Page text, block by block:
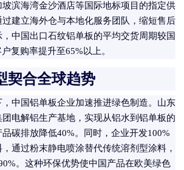
滨海湾金沙酒店等国际地标项目的指定供
建立海外仓与本地化服务团队，缩短售后
中国出口石纹铝单板的平均交货周期较国
复购率提升至65%以上。
契合全球趋势
中国铝单板企业加速推进绿色制造。山东
电解铝生产基地，实现从铝水到铝单板的
碳排放降低40%。同时，企业开发100%
通过粉末静电喷涂替代传统溶剂型涂料，
。这种环保优势使中国产品在欧美绿色